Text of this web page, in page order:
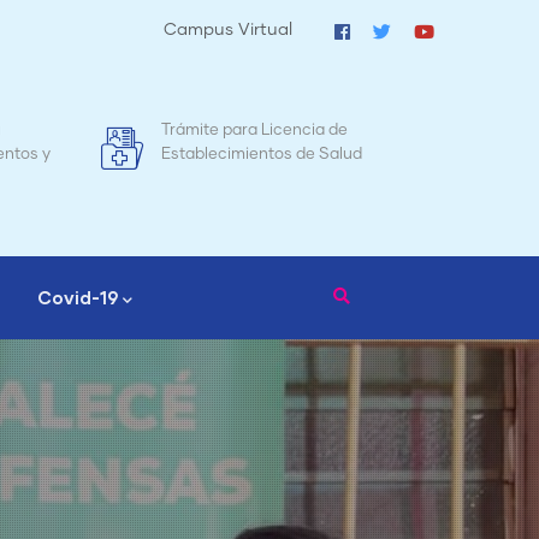
Campus Virtual
Mapa de Mortalidad Materna en
Nicaragua
Covid-19